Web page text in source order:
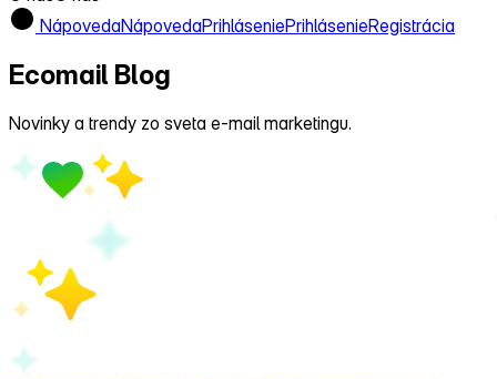
NápovedaNápovedaPrihláseniePrihlásenieRegistrácia
Ecomail Blog
Novinky a trendy zo sveta e‑mail marketingu.